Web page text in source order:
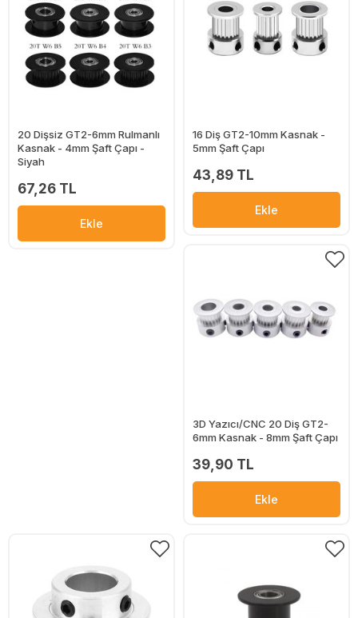
20 Dişsiz GT2-6mm Rulmanlı
Kasnak - 4mm Şaft Çapı -
Siyah
67,26 TL
Ekle
16 Diş GT2-10mm Kasnak -
5mm Şaft Çapı
43,89 TL
Ekle
3D Yazıcı/CNC 20 Diş GT2-
6mm Kasnak - 8mm Şaft Çapı
39,90 TL
Ekle